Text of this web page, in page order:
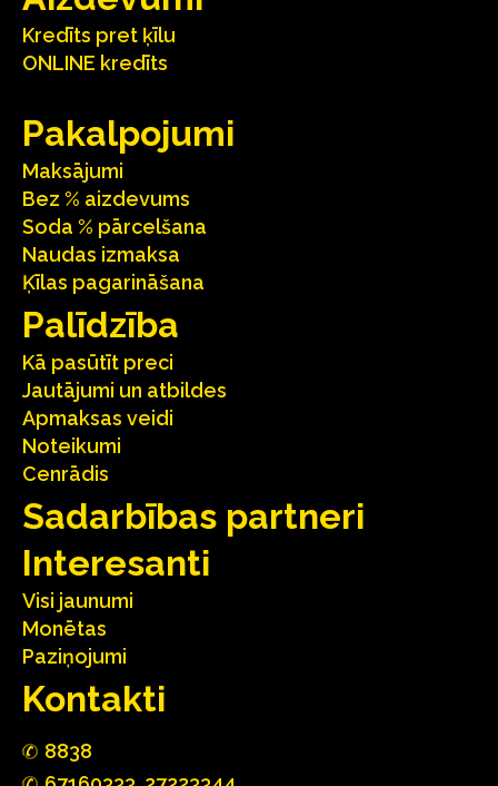
Kredīts pret ķīlu
ONLINE kredīts
Pakalpojumi
Maksājumi
Bez % aizdevums
Soda % pārcelšana
Naudas izmaksa
Ķīlas pagarināšana
Palīdzība
Kā pasūtīt preci
Jautājumi un atbildes
Apmaksas veidi
Noteikumi
Cenrādis
Sadarbības partneri
Interesanti
Visi jaunumi
Monētas
Paziņojumi
Kontakti
8838